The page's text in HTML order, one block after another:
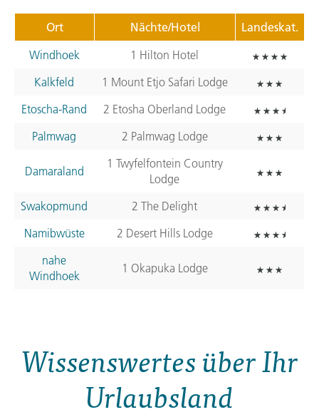
Ort Nächte/Hotel
Landeskat.
Windhoek
1 Hilton Hotel
Kalkfeld
1 Mount Etjo Safari Lodge
Etoscha-Rand
2 Etosha Oberland Lodge
Palmwag
2 Palmwag Lodge
Damaraland
1 Twyfelfontein Country
Lodge
Swakopmund
2 The Delight
Namibwüste
2 Desert Hills Lodge
nahe
Windhoek
1 Okapuka Lodge
Wissenswertes über Ihr
Urlaubsland